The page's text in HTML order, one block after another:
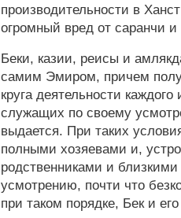
производительности в
огромный вред от саранчи
Беки, казии, реисы и
самим Эмиром, причем
круга деятельности
служащих по своему
выдается. При таких
полными хозяевами и,
родственниками и
усмотрению, почти что
при таком порядке, Бек и